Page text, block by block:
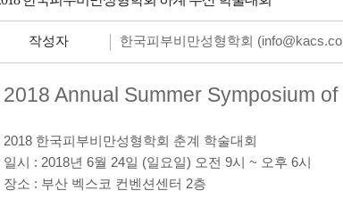
작성자 한국피부비만성형학회
2018 Annual Summer Symposium of
2018 한국피부비만성형학회 춘계 학술대회
일시 : 2018년 6월 24일 (일요일) 오전 9시 ~ 오후 6시
장소 : 부산 벡스코 컨벤션센터 2층